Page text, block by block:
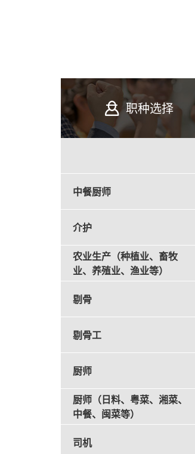
职种选择
中餐厨师
介护
农业生产（种植业、畜牧
业、养殖业、渔业等）
剔骨
剔骨工
厨师
厨师（日料、粤菜、湘菜、
中餐、闽菜等）
司机